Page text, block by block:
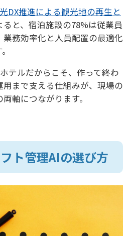
DX推進による観光地の再生と
ると、宿泊施設の78%は従業員
業務効率化と人員配置の最適化
テルだからこそ、作って終わ
用まで支える仕組みが、現場の
軸につながります。
ト管理AIの選び方